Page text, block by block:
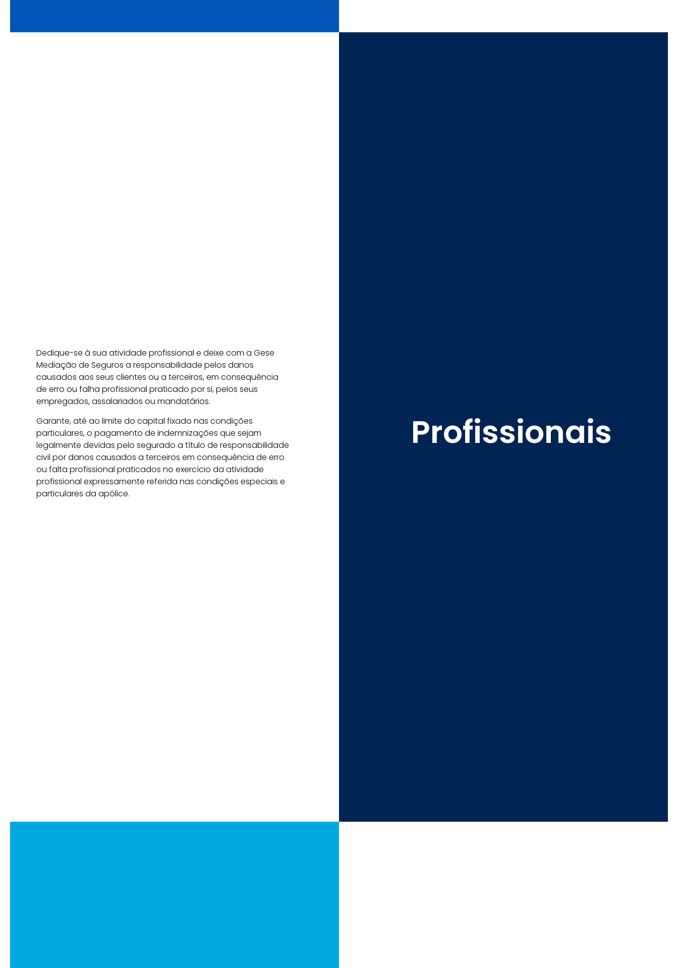
Dedique-se à sua atividade profissional e deixe com a Gese
Mediação de Seguros a responsabilidade pelos danos
causados aos seus clientes ou a terceiros, em consequência
de erro ou falha profissional praticado por si, pelos seus
empregados, assalariados ou mandatários.
Garante, até ao limite do capital fixado nas condições
particulares, o pagamento de indemnizações que sejam
legalmente devidas pelo segurado a título de responsabilidade
civil por danos causados a terceiros em consequência de erro
ou falta profissional praticados no exercício da atividade
profissional expressamente referida nas condições especiais e
particulares da apólice.
Profissionais